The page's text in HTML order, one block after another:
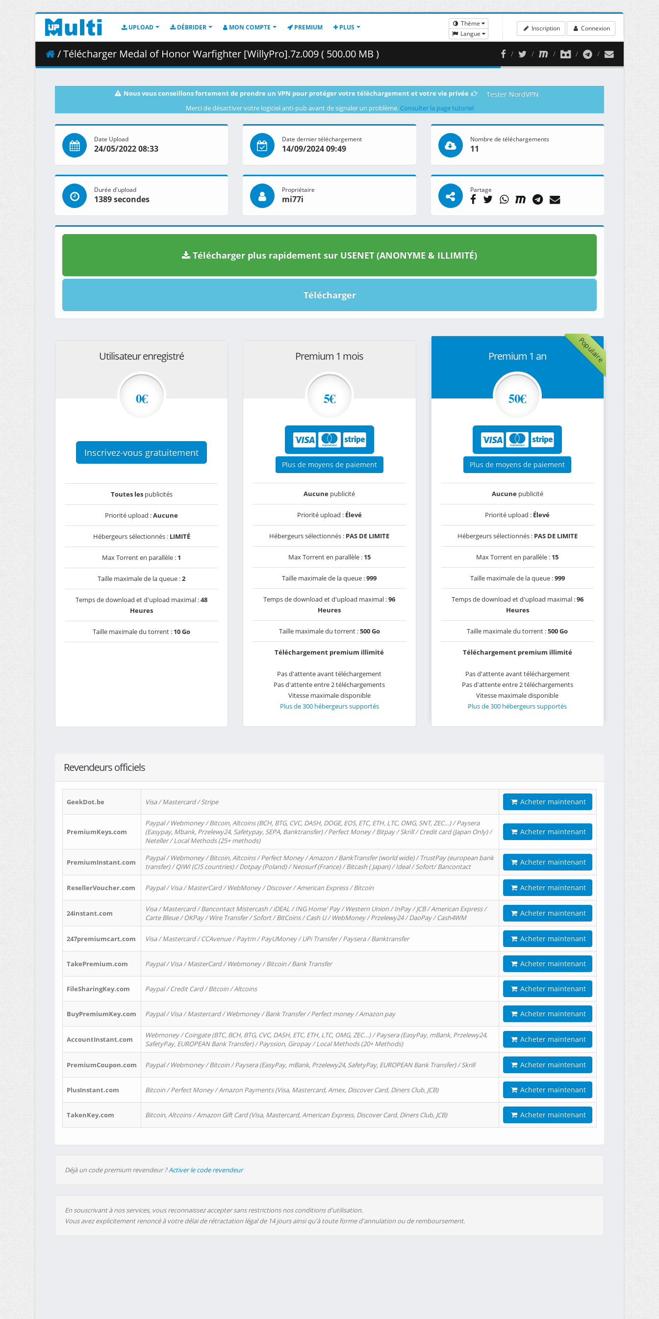
UPLOAD DÉBRIDER MON COMPTE PREMIUM PLUS
Thème
Langue
Inscription Connexion
/ Télécharger Medal of Honor Warfighter [WillyPro].7z.009 ( 500.00 MB )
Nous vous conseillons fortement de prendre un VPN pour protéger votre téléchargement et votre vie privée Tester NordVPN
Merci de désactiver votre logiciel anti-pub avant de signaler un problème. Consulter la page tutoriel
Date Upload
24/05/2022 08:33
Date dernier téléchargement
14/09/2024 09:49
Nombre de téléchargements
11
Durée d'upload
1389 secondes
Propriétaire
mi77i
Partage
Télécharger plus rapidement sur USENET (ANONYME & ILLIMITÉ)
Télécharger
Utilisateur enregistré
0€
Inscrivez-vous gratuitement
Toutes lespublicités
Priorité upload :Aucune
Hébergeurs sélectionnés : LIMITÉ
Max Torrent en parallèle : 1
Taille maximale de la queue :2
Temps de download et d'upload maximal :48
Heures
Taille maximale du torrent : 10 Go
Premium 1 mois
5€
Plus de moyens de paiement
Aucune publicité
Priorité upload : Élevé
Hébergeurs sélectionnés : PAS DE LIMITE
Max Torrent en parallèle : 15
Taille maximale de la queue :999
Temps de download et d'upload maximal :96
Heures
Taille maximale du torrent :500 Go
Téléchargement premium illimité
Pas d'attente avant téléchargement
Pas d'attente entre 2 téléchargements
Vitesse maximale disponible
Plus de 300 hébergeurs supportés
Populaire
Premium 1 an
50€
Plus de moyens de paiement
Aucunepublicité
Priorité upload : Élevé
Hébergeurs sélectionnés : PAS DE LIMITE
Max Torrent en parallèle : 15
Taille maximale de la queue :999
Temps de download et d'upload maximal :96
Heures
Taille maximale du torrent :500 Go
Téléchargement premium illimité
Pas d'attente avant téléchargement
Pas d'attente entre 2 téléchargements
Vitesse maximale disponible
Plus de 300 hébergeurs supportés
Revendeurs officiels
GeekDot.be Visa / Mastercard / Stripe Acheter maintenant
PremiumKeys.com
Paypal / Webmoney / Bitcoin, Altcoins (BCH, BTG, CVC, DASH, DOGE, EOS, ETC, ETH, LTC, OMG, SNT, ZEC…) / Paysera
(Easypay, Mbank, Przelewy24, Safetypay, SEPA, Banktransfer) / Perfect Money / Bitpay / Skrill / Credit card (Japan Only) /
Neteller / Local Methods (25+ methods)
Acheter maintenant
PremiumInstant.com
Paypal / Webmoney / Bitcoin, Altcoins / Perfect Money / Amazon / BankTransfer (world wide) / TrustPay (european bank
transfer) / QIWI (CIS countries) / Dotpay (Poland) / Neosurf (France) / Bitcash ( Japan) / Ideal / Sofort/ Bancontact
Acheter maintenant
ResellerVoucher.com Paypal / Visa / MasterCard / WebMoney / Discover / American Express / Bitcoin Acheter maintenant
24instant.com
Visa / Mastercard / Bancontact Mistercash / iDEAL / ING Home' Pay / Western Union / InPay / JCB / American Express /
Carte Bleue / OKPay / Wire Transfer / Sofort / BitCoins / Cash U / WebMoney / Przelewy24 / DaoPay / Cash4WM
Acheter maintenant
247premiumcart.com Visa / Mastercard / CCAvenue / Paytm / PayUMoney / UPi Transfer / Paysera / Banktransfer Acheter maintenant
TakePremium.com Paypal / Visa / MasterCard / Webmoney / Bitcoin / Bank Transfer Acheter maintenant
FileSharingKey.com Paypal / Credit Card / Bitcoin / Altcoins Acheter maintenant
BuyPremiumKey.com Paypal / Visa / Mastercard / Webmoney / Bank Transfer / Perfect money / Amazon pay Acheter maintenant
AccountInstant.com
Webmoney / Coingate (BTC, BCH, BTG, CVC, DASH, ETC, ETH, LTC, OMG, ZEC…) / Paysera (EasyPay, mBank, Przelewy24,
SafetyPay, EUROPEAN Bank Transfer) / Payssion, Giropay / Local Methods (20+ Methods)
Acheter maintenant
PremiumCoupon.com Paypal / Webmoney / Bitcoin / Paysera (EasyPay, mBank, Przelewy24, SafetyPay, EUROPEAN Bank Transfer) / Skrill Acheter maintenant
PlusInstant.com Bitcoin / Perfect Money / Amazon Payments (Visa, Mastercard, Amex, Discover Card, Diners Club, JCB) Acheter maintenant
TakenKey.com Bitcoin, Altcoins / Amazon Gift Card (Visa, Mastercard, American Express, Discover Card, Diners Club, JCB) Acheter maintenant
Déjà un code premium revendeur ?Activer le code revendeur
En souscrivant à nos services, vous reconnaissez accepter sans restrictions nos conditions d'utilisation.
Vous avez explicitement renoncé à votre délai de rétractation légal de 14 jours ainsi qu'à toute forme d'annulation ou de remboursement.